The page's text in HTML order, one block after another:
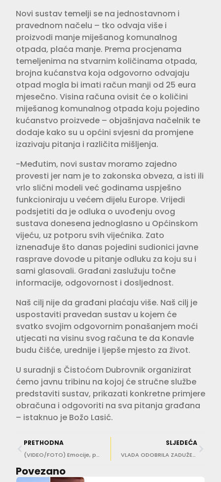
Novi sustav temelji se na jednostavnom i
pravednom načelu – tko odvaja više i
proizvodi manje miješanog komunalnog
otpada, plaća manje. Prema procjenama
temeljenima na stvarnim količinama otpada,
brojna kućanstva koja odgovorno odvajaju
otpad mogla bi imati račun manji od 25 eura
mjesečno. Visina računa ovisit će o količini
miješanog komunalnog otpada koju pojedino
kućanstvo proizvede – objašnjava načelnik te
dodaje kako su u općini svjesni da promjene
izazivaju pitanja i različita mišljenja.
-Međutim, novi sustav moramo zajedno
provesti jer nam je to zakonska obveza, a isti ili
vrlo slični modeli već godinama uspješno
funkcioniraju u većem dijelu Europe. Vrijedi
podsjetiti da je odluka o uvođenju ovog
sustava donesena jednoglasno u Općinskom
vijeću, uz potporu svih vijećnika. Zato
iznenađuje što danas pojedini sudionici javne
rasprave dovode u pitanje odluku za koju su i
sami glasovali. Građani zaslužuju točne
informacije, odgovornost i dosljednost.
Naš cilj nije da građani plaćaju više. Naš cilj je
uspostaviti pravedan sustav u kojem će
svatko svojim odgovornim ponašanjem moći
utjecati na visinu svog računa te da Konavle
budu čišće, urednije i ljepše mjesto za život.
U suradnji s Čistoćom Dubrovnik organizirat
ćemo javnu tribinu na kojoj će stručne službe
predstaviti sustav, prikazati konkretne primjere
obračuna i odgovoriti na sva pitanja građana
– istaknuo je Božo Lasić.
PRETHODNA
(VIDEO/FOTO) Emocije, pjesma i tradicija uz KUD ‘Marko Marojica’: Ovako se slavi obljetnica!
SLJEDEĆA
VLADA ODOBRILA ZADUŽENJE Općina Župa dubrovačka korak do kupnje zgrade u Srebrenom
Povezano